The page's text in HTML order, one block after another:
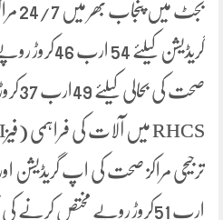
بجٹ
ارب 51کروڑ روپے مختص کرنے